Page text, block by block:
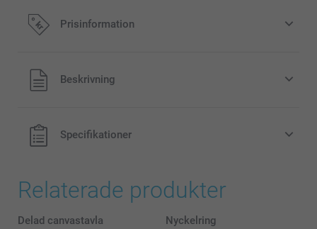
Prisinformation
Alla priser är i svenska kronor (SEK), inklusive moms och
exklusive porto.
Beskrivning
Specifikationer
Relaterade produkter
Delad canvastavla Nyckelring